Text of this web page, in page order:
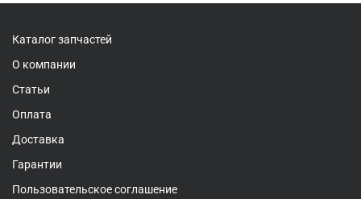
Каталог запчастей
О компании
Статьи
Оплата
Доставка
Гарантии
Пользовательское соглашение